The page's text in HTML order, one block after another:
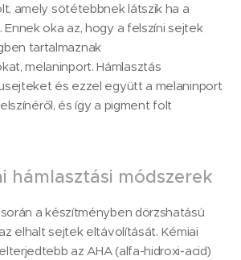
amely sötétebbnek látszik ha a
Ennek oka az, hogy a felszíni sejtek
tartalmaznak
melaninport. Hámlasztás
és ezzel együtt a melaninport
és így a pigment folt
hámlasztási módszerek
a készítményben dörzshatású
elhalt sejtek eltávolítását. Kémiai
az AHA (alfa-hidroxi-acid)